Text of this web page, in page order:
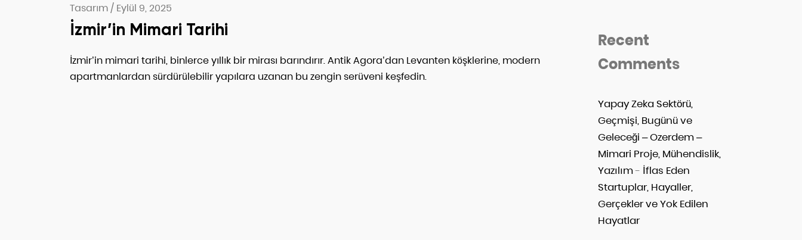
Tasarım/ Eylül 9, 2025
İzmir’in Mimari Tarihi
İzmir’in mimari tarihi, binlerce yıllık bir mirası barındırır. Antik Agora’dan Levanten köşklerine, modern
apartmanlardan sürdürülebilir yapılara uzanan bu zengin serüveni keşfedin.
Recent
Comments
Yapay Zeka Sektörü,
Geçmişi, Bugünü ve
Geleceği – Ozerdem –
Mimari Proje, Mühendislik,
Yazılım- İflas Eden
Startuplar, Hayaller,
Gerçekler ve Yok Edilen
Hayatlar